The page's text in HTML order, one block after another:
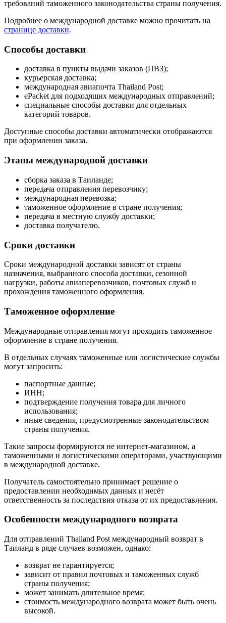
требований таможенного законодательства страны получения.
Подробнее о международной доставке можно прочитать на
странице доставки.
Способы доставки
доставка в пункты выдачи заказов (ПВЗ);
курьерская доставка;
международная авиапочта Thailand Post;
ePacket для подходящих международных отправлений;
специальные способы доставки для отдельных
категорий товаров.
Доступные способы доставки автоматически отображаются
при оформлении заказа.
Этапы международной доставки
сборка заказа в Таиланде;
передача отправления перевозчику;
международная перевозка;
таможенное оформление в стране получения;
передача в местную службу доставки;
доставка получателю.
Сроки доставки
Сроки международной доставки зависят от страны
назначения, выбранного способа доставки, сезонной
нагрузки, работы авиаперевозчиков, почтовых служб и
прохождения таможенного оформления.
Таможенное оформление
Международные отправления могут проходить таможенное
оформление в стране получения.
В отдельных случаях таможенные или логистические службы
могут запросить:
паспортные данные;
ИНН;
подтверждение получения товара для личного
использования;
иные сведения, предусмотренные законодательством
страны получения.
Такие запросы формируются не интернет-магазином, а
таможенными и логистическими операторами, участвующими
в международной доставке.
Получатель самостоятельно принимает решение о
предоставлении необходимых данных и несёт
ответственность за последствия отказа от их предоставления.
Особенности международного возврата
Для отправлений Thailand Post международный возврат в
Таиланд в ряде случаев возможен, однако:
возврат не гарантируется;
зависит от правил почтовых и таможенных служб
страны получения;
может занимать длительное время;
стоимость международного возврата может быть очень
высокой.